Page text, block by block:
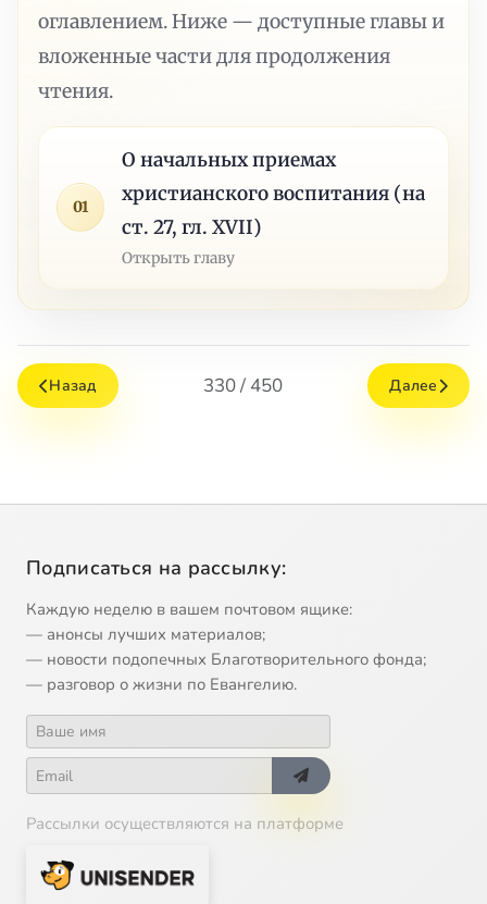
оглавлением. Ниже — доступные главы и
вложенные части для продолжения
чтения.
01
О начальных приемах
христианского воспитания (на
ст. 27, гл. XVII)
Открыть главу
Назад 330 / 450 Далее
Подписаться на рассылку:
Каждую неделю в вашем почтовом ящике:
— анонсы лучших материалов;
— новости подопечных Благотворительного фонда;
— разговор о жизни по Евангелию.
Рассылки осуществляются на платформе